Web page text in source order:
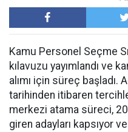
Kamu Personel Seçme
kılavuzu yayımlandı ve
alımı için süreç başladı.
tarihinden itibaren
merkezi atama süreci,
giren adayları kapsıyor